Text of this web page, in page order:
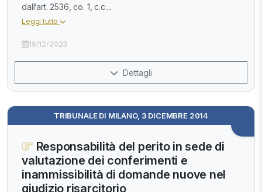
dall’art. 2536, co. 1, c.c....
Leggi tutto
19/12/2023
Dettagli
TRIBUNALE DI MILANO, 3 DICEMBRE 2014
Responsabilità del perito in sede di
valutazione dei conferimenti e
inammissibilità di domande nuove nel
giudizio risarcitorio